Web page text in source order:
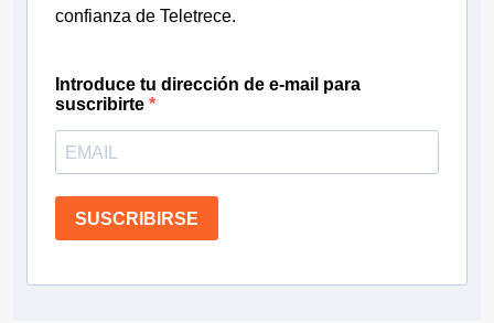
confianza de Teletrece.
Introduce tu dirección de e-mail para
suscribirte
SUSCRIBIRSE